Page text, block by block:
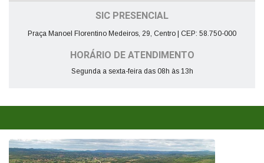
SIC PRESENCIAL
Praça Manoel Florentino Medeiros, 29, Centro | CEP: 58.750-000
HORÁRIO DE ATENDIMENTO
Segunda a sexta-feira das 08h às 13h